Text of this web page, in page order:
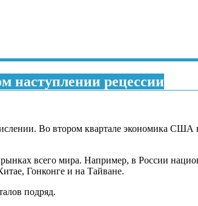
рецессии
Во втором квартале экономика
всего мира. Например, в России
Гонконге и на Тайване.
подряд.